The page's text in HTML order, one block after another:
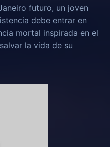
futuro, un joven
debe entrar en
mortal inspirada en el
la vida de su